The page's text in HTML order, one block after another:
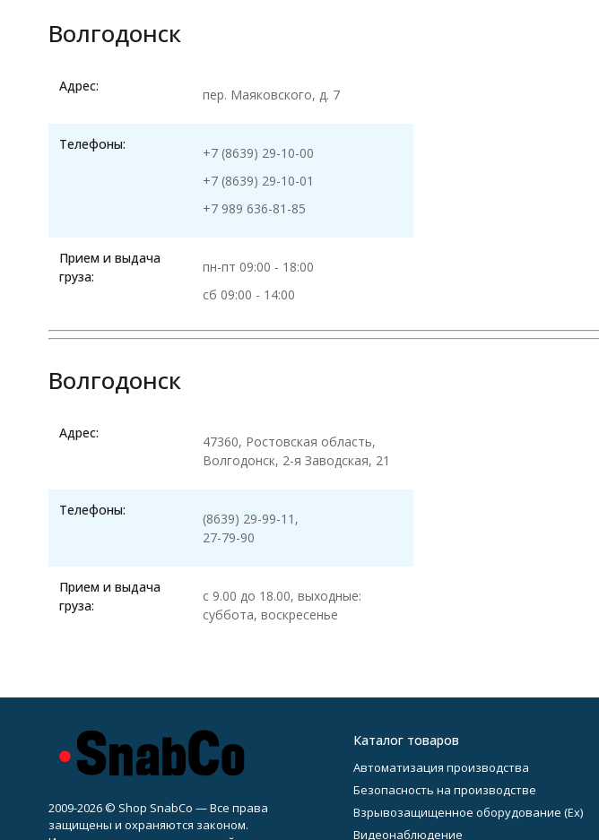
Волгодонск
Адрес:
пер. Маяковского, д. 7
Телефоны:
+7 (8639) 29-10-00
+7 (8639) 29-10-01
+7 989 636-81-85
Прием и выдача
груза:
пн-пт 09:00 - 18:00
сб 09:00 - 14:00
Волгодонск
Адрес:
47360, Ростовская область,
Волгодонск, 2-я Заводская, 21
Телефоны:
(8639) 29-99-11,
27-79-90
Прием и выдача
груза:
с 9.00 до 18.00, выходные:
суббота, воскресенье
2009-2026 © Shop SnabCo — Все права
защищены и охраняются законом.
Каталог товаров
Автоматизация производства
Безопасность на производстве
Взрывозащищенное оборудование (Ex)
Видеонаблюдение